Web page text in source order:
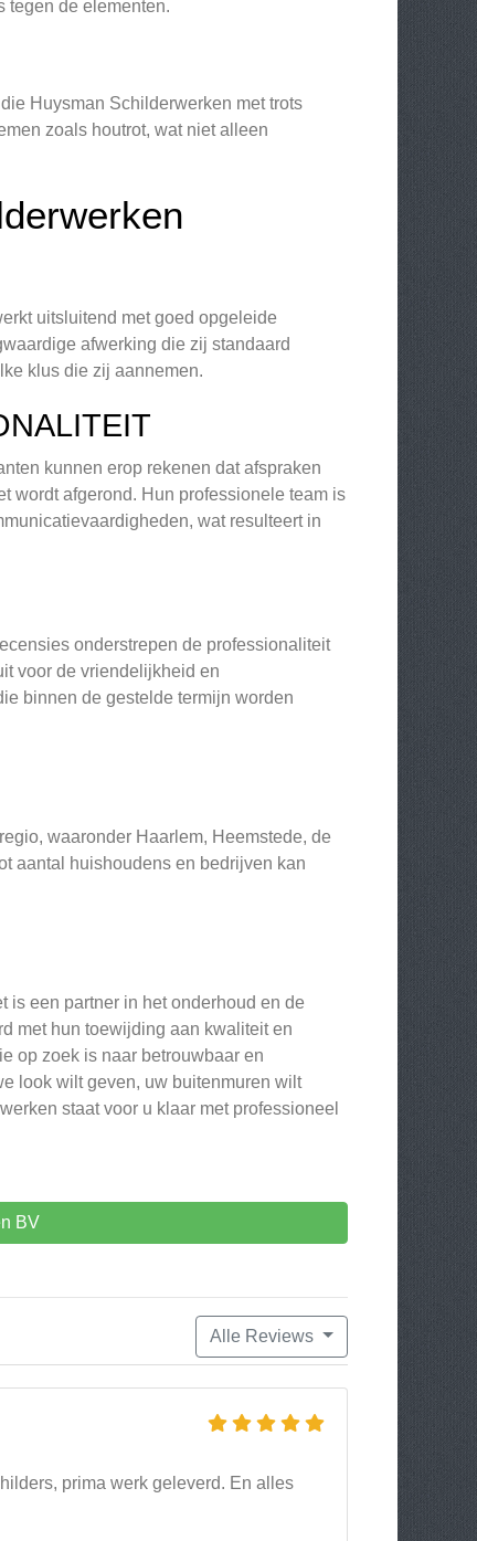
tegen de elementen.
Huysman Schilderwerken met trots
zoals houtrot, wat niet alleen
uitsluitend met goed opgeleide
afwerking die zij standaard
klus die zij aannemen.
kunnen erop rekenen dat afspraken
wordt afgerond. Hun professionele team is
wat resulteert in
onderstrepen de professionaliteit
voor de vriendelijkheid en
binnen de gestelde termijn worden
waaronder Haarlem, Heemstede, de
aantal huishoudens en bedrijven kan
is een partner in het onderhoud en de
met hun toewijding aan kwaliteit en
op zoek is naar betrouwbaar en
look wilt geven, uw buitenmuren wilt
staat voor u klaar met professioneel
BV
Alle Reviews
prima werk geleverd. En alles